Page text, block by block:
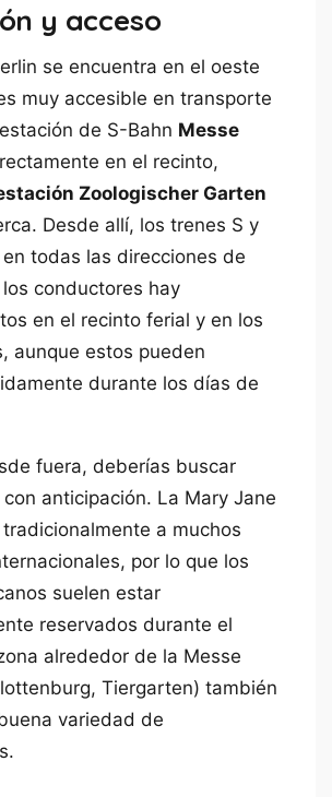
y acceso
se encuentra en el oeste
muy accesible en transporte
de S-Bahn Messe
en el recinto,
Zoologischer Garten
Desde allí, los trenes S y
todas las direcciones de
los conductores hay
en el recinto ferial y en los
aunque estos pueden
durante los días de
fuera, deberías buscar
anticipación. La Mary Jane
a muchos
por lo que los
suelen estar
reservados durante el
alrededor de la Messe
Tiergarten) también
variedad de